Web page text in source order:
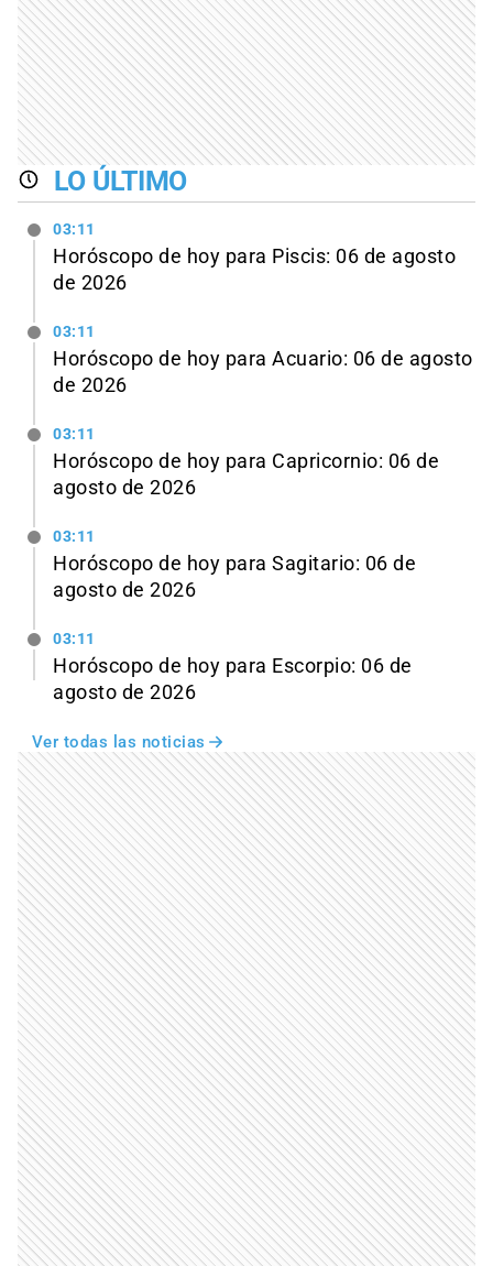
LO ÚLTIMO
03:11
Horóscopo de hoy para Piscis: 06 de agosto
de 2026
03:11
Horóscopo de hoy para Acuario: 06 de agosto
de 2026
03:11
Horóscopo de hoy para Capricornio: 06 de
agosto de 2026
03:11
Horóscopo de hoy para Sagitario: 06 de
agosto de 2026
03:11
Horóscopo de hoy para Escorpio: 06 de
agosto de 2026
Ver todas las noticias